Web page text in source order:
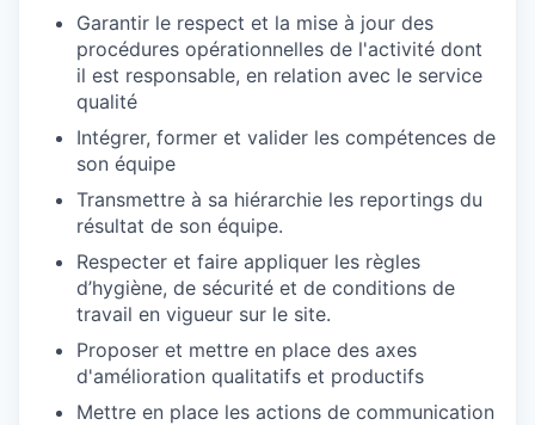
Garantir le respect et la mise à jour des
procédures opérationnelles de l'activité dont
il est responsable, en relation avec le service
qualité
Intégrer, former et valider les compétences de
son équipe
Transmettre à sa hiérarchie les reportings du
résultat de son équipe.
Respecter et faire appliquer les règles
d’hygiène, de sécurité et de conditions de
travail en vigueur sur le site.
Proposer et mettre en place des axes
d'amélioration qualitatifs et productifs
Mettre en place les actions de communication